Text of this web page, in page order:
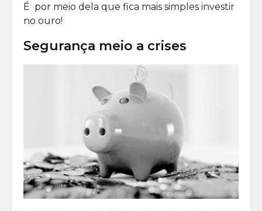
É por meio dela que fica mais simples investir
no ouro!
Segurança meio a crises